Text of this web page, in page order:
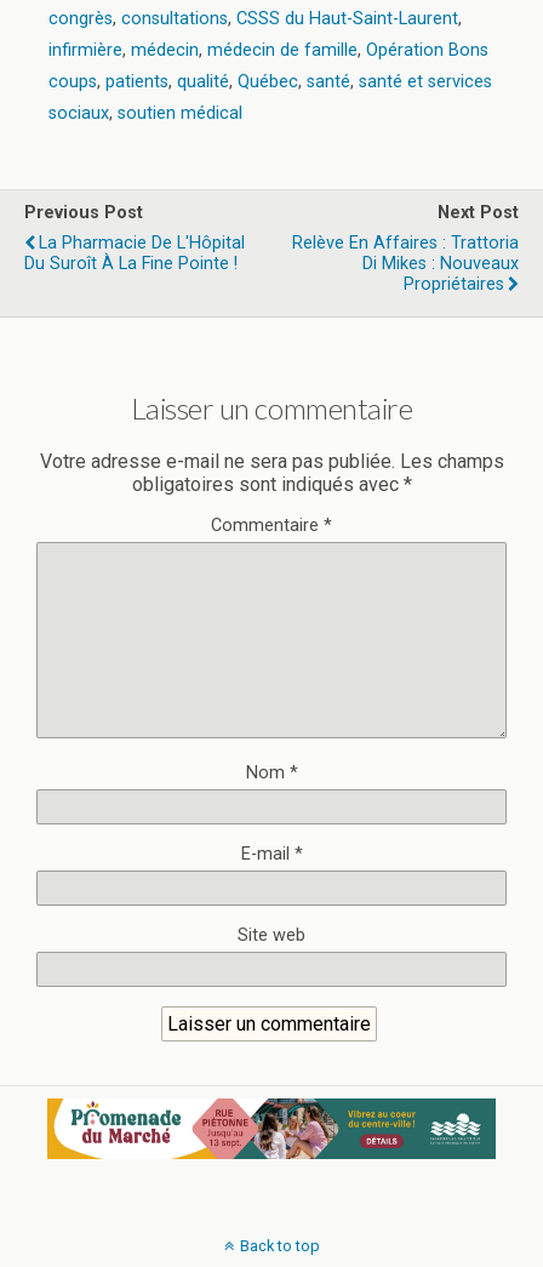
congrès, consultations, CSSS du Haut-Saint-Laurent,
infirmière, médecin, médecin de famille, Opération Bons
coups, patients, qualité, Québec, santé, santé et services
sociaux, soutien médical
Previous Post
La Pharmacie De L'Hôpital
Du Suroît À La Fine Pointe !
Next Post
Relève En Affaires : Trattoria
Di Mikes : Nouveaux
Propriétaires
Laisser un commentaire
Votre adresse e-mail ne sera pas publiée. Les champs
obligatoires sont indiqués avec *
Commentaire *
Nom *
E-mail *
Site web
Back to top